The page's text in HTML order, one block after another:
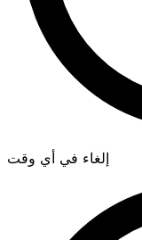
إلغاء في أي وقت